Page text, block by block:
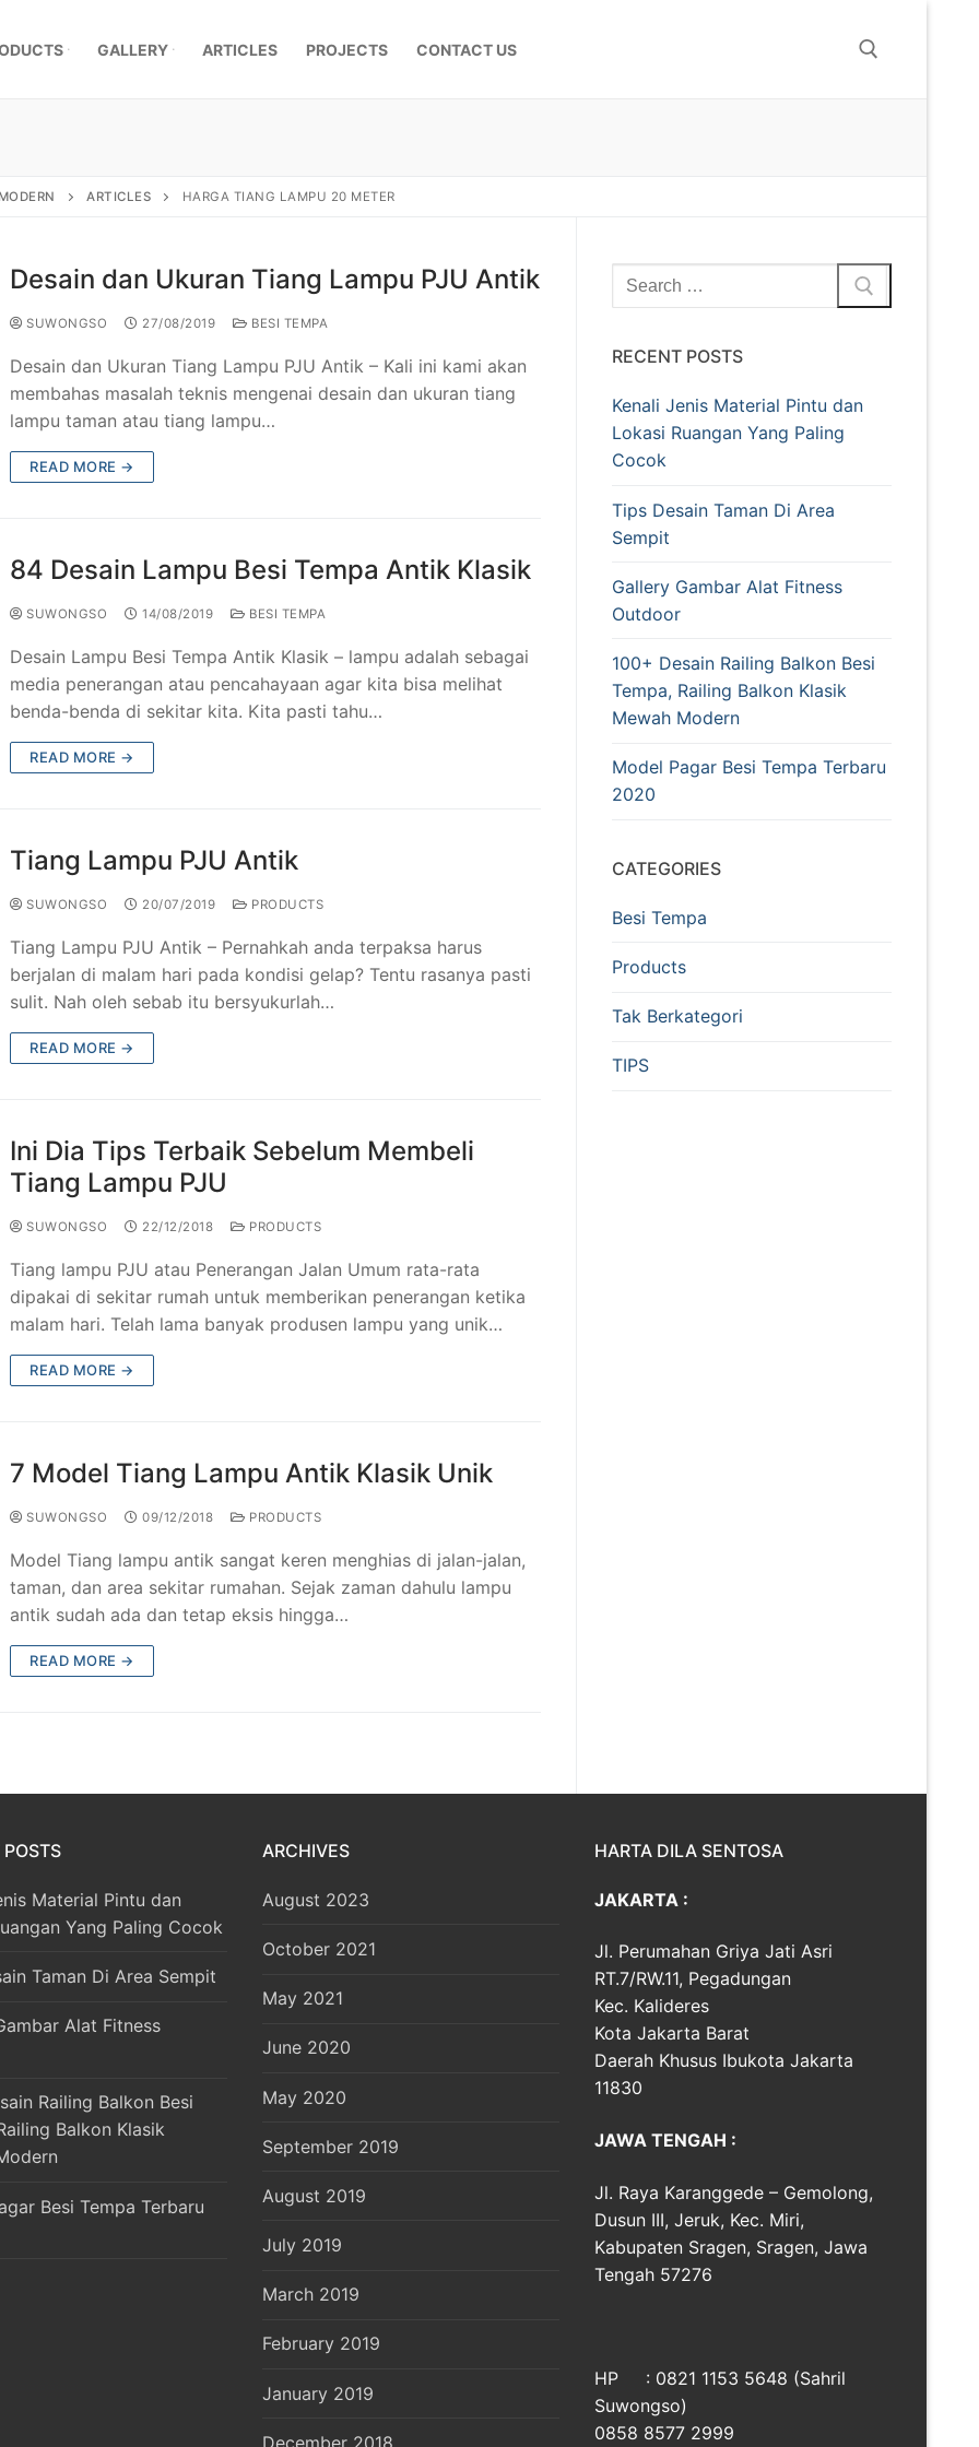
GALLERY ARTICLES PROJECTS CONTACT US
Klasik
Tempa
Tempa
Murah Jakarta
Klasik
Antik
Jakarta
Pagar Besi Tempa Mewah
Tangga Besi Tempa Klasik Mewah
Besi Tempa Antik Mewah
ARTICLES HARGA TIANG LAMPU 20 METER
Desain dan Ukuran Tiang Lampu PJU Antik
SUWONGSO 27/08/2019 BESI TEMPA
Desain dan Ukuran Tiang Lampu PJU Antik – Kali ini kami akan
membahas masalah teknis mengenai desain dan ukuran tiang
lampu taman atau tiang lampu…
READ MORE →
84 Desain Lampu Besi Tempa Antik Klasik
SUWONGSO 14/08/2019 BESI TEMPA
Desain Lampu Besi Tempa Antik Klasik – lampu adalah sebagai
media penerangan atau pencahayaan agar kita bisa melihat
benda-benda di sekitar kita. Kita pasti tahu…
READ MORE →
Tiang Lampu PJU Antik
SUWONGSO 20/07/2019 PRODUCTS
Tiang Lampu PJU Antik – Pernahkah anda terpaksa harus
berjalan di malam hari pada kondisi gelap? Tentu rasanya pasti
sulit. Nah oleh sebab itu bersyukurlah…
READ MORE →
Ini Dia Tips Terbaik Sebelum Membeli
Tiang Lampu PJU
SUWONGSO 22/12/2018 PRODUCTS
Tiang lampu PJU atau Penerangan Jalan Umum rata-rata
dipakai di sekitar rumah untuk memberikan penerangan ketika
malam hari. Telah lama banyak produsen lampu yang unik…
READ MORE →
7 Model Tiang Lampu Antik Klasik Unik
SUWONGSO 09/12/2018 PRODUCTS
Model Tiang lampu antik sangat keren menghias di jalan-jalan,
taman, dan area sekitar rumahan. Sejak zaman dahulu lampu
antik sudah ada dan tetap eksis hingga…
READ MORE →
RECENT POSTS
Kenali Jenis Material Pintu dan
Lokasi Ruangan Yang Paling
Cocok
Tips Desain Taman Di Area
Sempit
Gallery Gambar Alat Fitness
Outdoor
100+ Desain Railing Balkon Besi
Tempa, Railing Balkon Klasik
Mewah Modern
Model Pagar Besi Tempa Terbaru
2020
CATEGORIES
Besi Tempa
Products
Tak Berkategori
TIPS
Material Pintu dan
Yang Paling Cocok
Taman Di Area Sempit
Alat Fitness
Railing Balkon Besi
Balkon Klasik
Besi Tempa Terbaru
ARCHIVES
August 2023
October 2021
May 2021
June 2020
May 2020
September 2019
August 2019
July 2019
March 2019
February 2019
January 2019
December 2018
HARTA DILA SENTOSA
JAKARTA :
Jl. Perumahan Griya Jati Asri
RT.7/RW.11, Pegadungan
Kec. Kalideres
Kota Jakarta Barat
Daerah Khusus Ibukota Jakarta
11830
JAWA TENGAH :
Jl. Raya Karanggede – Gemolong,
Dusun III, Jeruk, Kec. Miri,
Kabupaten Sragen, Sragen, Jawa
Tengah 57276
HP : 0821 1153 5648 (Sahril
Suwongso)
0858 8577 2999